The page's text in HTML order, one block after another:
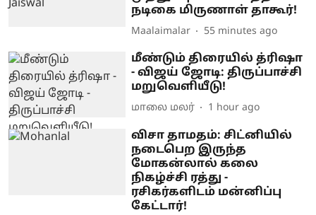
நடிகை மிருணாள் தாகூர்!
Maalaimalar 55 minutes ago
மீண்டும் திரையில் த்ரிஷா
- விஜய் ஜோடி: திருப்பாச்சி
மறுவெளியீடு!
மாலை மலர் 1 hour ago
விசா தாமதம்: சிட்னியில்
நடைபெற இருந்த
மோகன்லால் கலை
நிகழ்ச்சி ரத்து -
ரசிகர்களிடம் மன்னிப்பு
கேட்டார்!